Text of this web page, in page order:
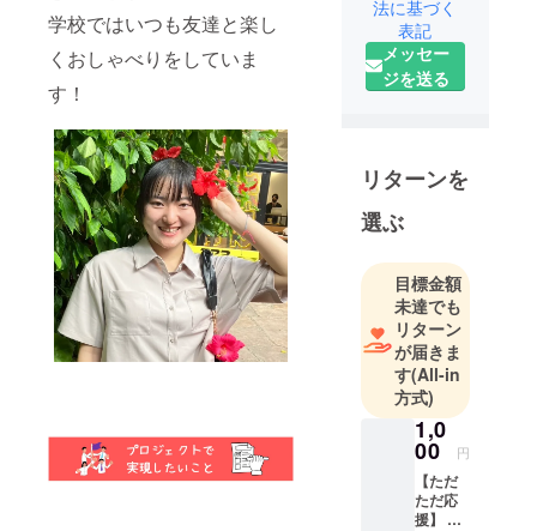
学校ではいつも友達と楽し
くおしゃべりをしていま
す！
ドロス食材
を活用した
レトルトカ
レー
企画開発、
レーのOEM
たレトルト
カレー専門
店を運営し
ておりま
す。
法に基づく
表記
メッセー
ジを送る
リターンを
選ぶ
目標金額
未達でも
リターン
が届きま
す(All-in
方式)
1,0
00 円
【ただ
ただ応
援】 商